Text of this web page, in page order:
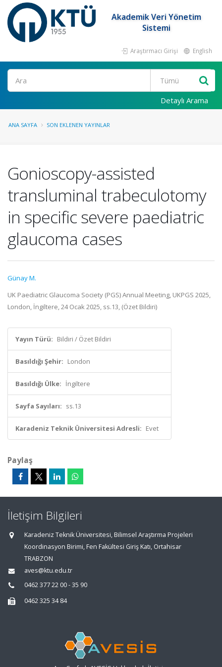
Akademik Veri Yönetim
Sistemi
Araştırmacı Girişi English
Ara
Detaylı Arama
ANA SAYFA SON EKLENEN YAYINLAR
Gonioscopy-assisted
transluminal trabeculotomy
in specific severe paediatric
glaucoma cases
Günay M.
UK Paediatric Glaucoma Society (PGS) Annual Meeting, UKPGS 2025,
London, İngiltere, 24 Ocak 2025, ss.13, (Özet Bildiri)
Yayın Türü: Bildiri / Özet Bildiri
Basıldığı Şehir: London
Basıldığı Ülke: İngiltere
Sayfa Sayıları: ss.13
Karadeniz Teknik Üniversitesi Adresli: Evet
Paylaş
İletişim Bilgileri
Karadeniz Teknik Üniversitesi, Bilimsel Araştırma Projeleri
Koordinasyon Birimi, Fen Fakültesi Giriş Katı, Ortahisar
TRABZON
aves@ktu.edu.tr
0462 377 22 00 - 35 90
0462 325 34 84